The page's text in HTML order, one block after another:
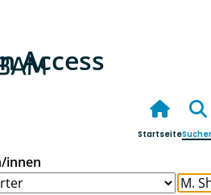
Access
Startseite
innen